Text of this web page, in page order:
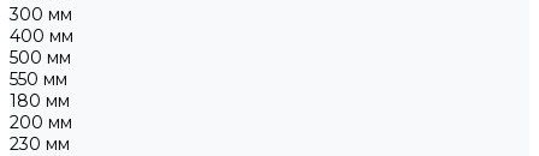
300 мм
400 мм
500 мм
550 мм
180 мм
200 мм
230 мм